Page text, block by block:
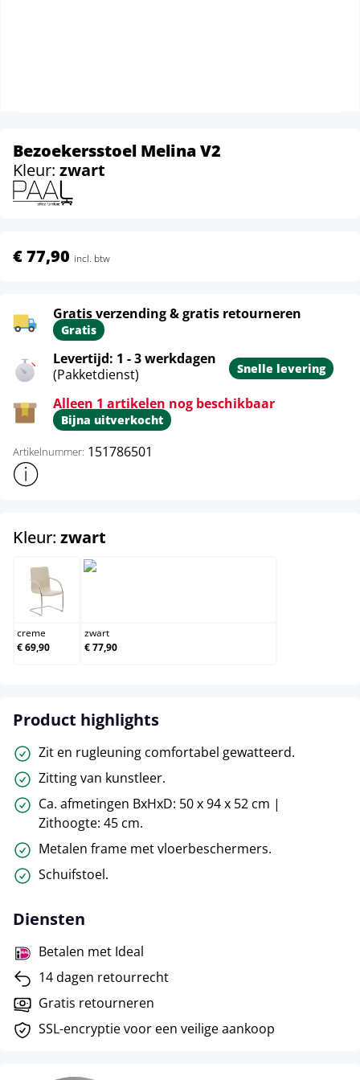
Bezoekersstoel Melina V2
Kleur: zwart
€ 77,90 incl. btw
Gratis verzending & gratis retourneren
Gratis
Levertijd: 1 - 3 werkdagen
(Pakketdienst)
Snelle levering
Alleen 1 artikelen nog beschikbaar
Bijna uitverkocht
Artikelnummer: 151786501
Toon meer productinformatie
Kleur: zwart
creme
creme
€ 69,90
zwart
€ 77,90
Product highlights
Zit en rugleuning comfortabel gewatteerd.
Zitting van kunstleer.
Ca. afmetingen BxHxD: 50 x 94 x 52 cm |
Zithoogte: 45 cm.
Metalen frame met vloerbeschermers.
Schuifstoel.
Diensten
Betalen met Ideal
14 dagen retourrecht
Gratis retourneren
SSL-encryptie voor een veilige aankoop